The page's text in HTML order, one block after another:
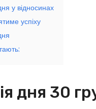
у відносинах
успіху
дня 30